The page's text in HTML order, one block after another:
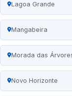
Lagoa Grande
Mangabeira
Morada das
Novo Horizonte